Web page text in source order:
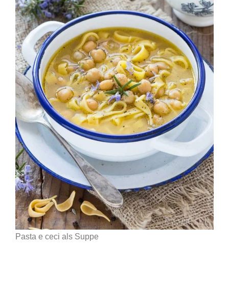
Pasta e ceci als Suppe